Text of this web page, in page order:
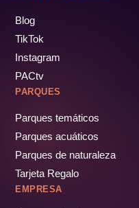
Blog
TikTok
Instagram
PACtv
PARQUES
Parques temáticos
Parques acuáticos
Parques de naturaleza
Tarjeta Regalo
EMPRESA